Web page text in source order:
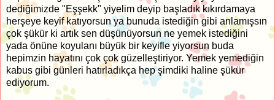
dediğimizde "Eşşekk" yiyelim deyip başladık kıkırdamaya
herşeye keyif katıyorsun ya bunuda istediğin gibi anlamışsın
çok şükür ki artık sen düşünüyorsun ne yemek istediğini
yada önüne koyulanı büyük bir keyifle yiyorsun buda
hepimzin hayatını çok çok güzelleştiriyor. Yemek yemediğin
kabus gibi günleri hatırladıkça hep şimdiki haline şükür
ediyorum.